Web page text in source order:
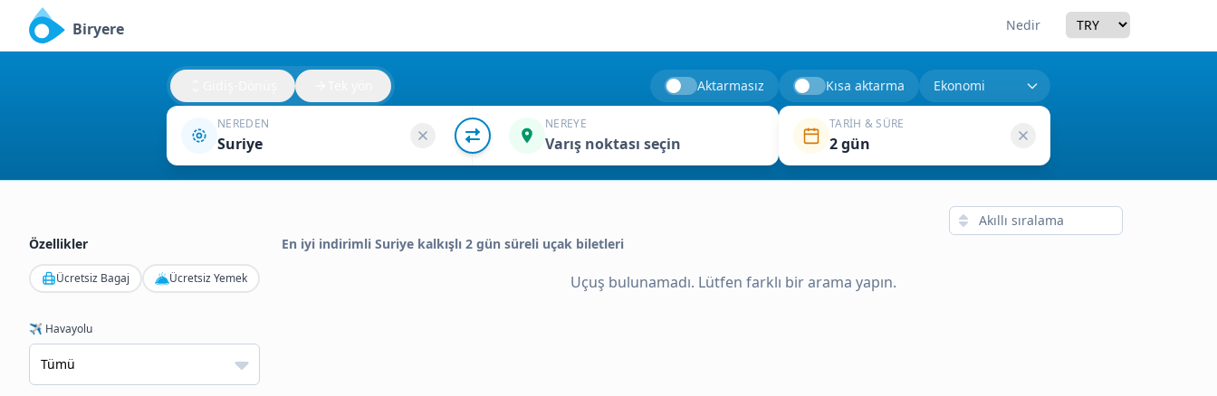
Biryere Nedir Currency
Aktarmasız Kısa aktarma
NEREDEN
Suriye
NEREYE
Varış noktası seçin
TARIH & SÜRE
2 gün
Özellikler
Ücretsiz Bagaj Ücretsiz Yemek
✈️ Havayolu
En iyi indirimli Suriye kalkışlı 2 gün süreli uçak biletleri
Uçuş bulunamadı. Lütfen farklı bir arama yapın.